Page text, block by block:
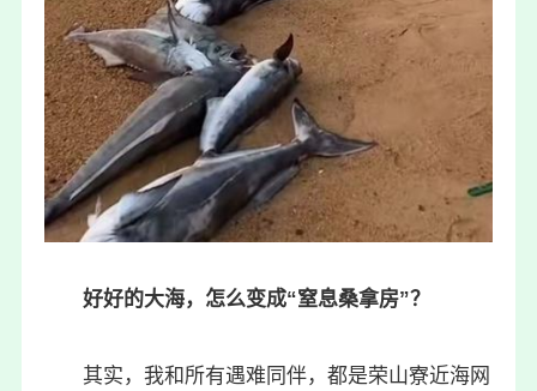
好好的大海，怎么变成“窒息桑拿房”？
其实，我和所有遇难同伴，都是荣山寮近海网